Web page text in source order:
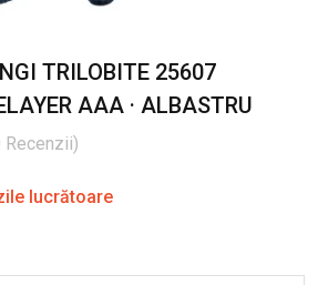
TRILOBITE 25607
AAA · ALBASTRU
Recenzii)
lucrătoare